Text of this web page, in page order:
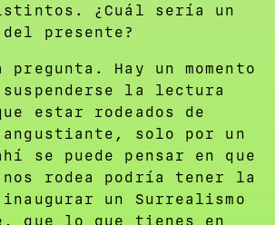
¿Cuál sería un
presente?
pregunta. Hay un momento
suspenderse la lectura
estar rodeados de
angustiante, solo por un
se puede pensar en que
rodea podría tener la
un Surrealismo
que lo que tienes en